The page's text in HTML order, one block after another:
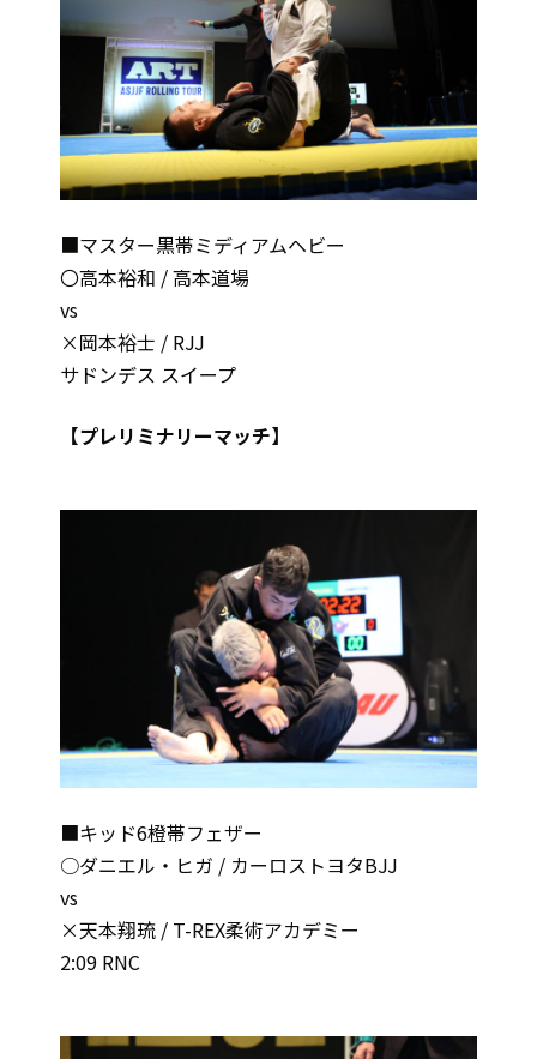
■マスター黒帯ミディアムヘビー
〇高本裕和 / 高本道場
vs
×岡本裕士 / RJJ
サドンデス スイープ
【プレリミナリーマッチ】
■キッド6橙帯フェザー
○ダニエル・ヒガ / カーロストヨタBJJ
vs
×天本翔琉 / T-REX柔術アカデミー
2:09 RNC